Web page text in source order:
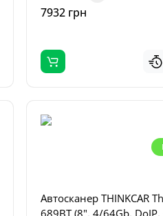
7932 грн
Автосканер THINKCAR
689BT (8", 4/64Gb, DoIP,